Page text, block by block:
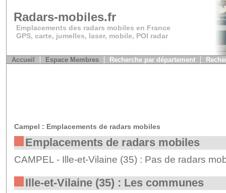
Radars-mobiles.fr
Emplacements des radars mobiles en France
GPS, carte, jumelles, laser, mobile, POI radar
Accueil Espace Membres Recherche par département
Campel : Emplacements de radars mobiles
Emplacements de radars mobiles
CAMPEL - Ille-et-Vilaine (35) : Pas de radars
Ille-et-Vilaine (35) : Les communes